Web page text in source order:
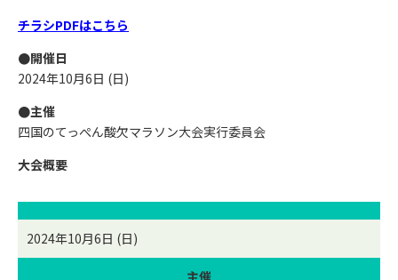
チラシPDFはこちら
●開催日
2024年10月6日 (日)
●主催
四国のてっぺん酸欠マラソン大会実行委員会
大会概要
2024年10月6日 (日)